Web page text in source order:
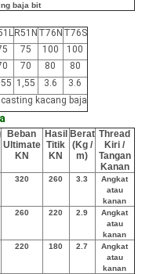
baja bit
R51N T76N T76S
75 100
100
70 80
80
1,55 3.6
3.6
kacang baja
Beban
Ultimate
KN
Hasil
Titik
KN
Berat
(Kg /
m)
Thread
Kiri /
Tangan
Kanan
320 260 3.3
Angkat
atau
kanan
260 220 2.9
Angkat
atau
kanan
220 180 2.7
Angkat
atau
kanan